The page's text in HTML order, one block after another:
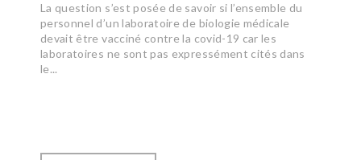
La question s’est posée de savoir si l’ensemble du
personnel d’un laboratoire de biologie médicale
devait être vacciné contre la covid-19 car les
laboratoires ne sont pas expressément cités dans
le...